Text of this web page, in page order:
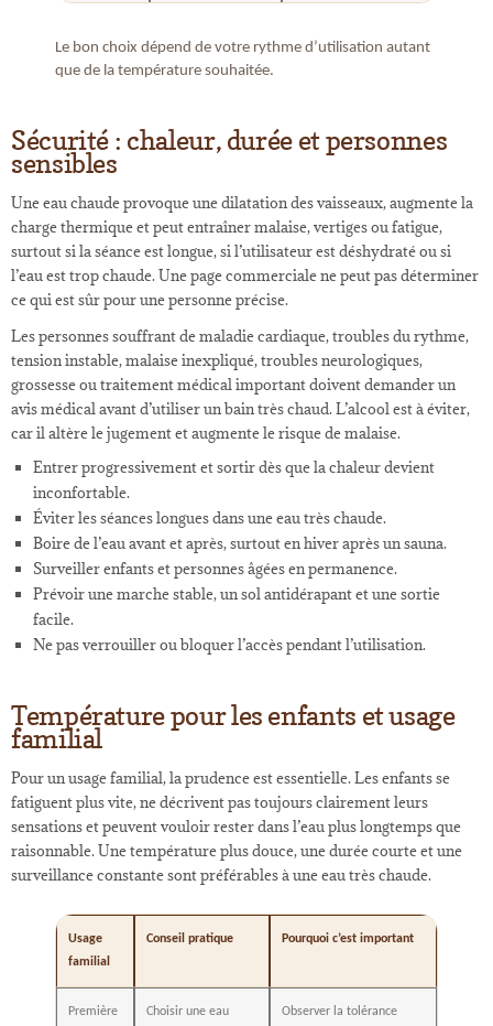
Le bon choix dépend de votre rythme d’utilisation autant
que de la température souhaitée.
Sécurité : chaleur, durée et personnes
sensibles
Une eau chaude provoque une dilatation des vaisseaux, augmente la
charge thermique et peut entraîner malaise, vertiges ou fatigue,
surtout si la séance est longue, si l’utilisateur est déshydraté ou si
l’eau est trop chaude. Une page commerciale ne peut pas déterminer
ce qui est sûr pour une personne précise.
Les personnes souffrant de maladie cardiaque, troubles du rythme,
tension instable, malaise inexpliqué, troubles neurologiques,
grossesse ou traitement médical important doivent demander un
avis médical avant d’utiliser un bain très chaud. L’alcool est à éviter,
car il altère le jugement et augmente le risque de malaise.
Entrer progressivement et sortir dès que la chaleur devient
inconfortable.
Éviter les séances longues dans une eau très chaude.
Boire de l’eau avant et après, surtout en hiver après un sauna.
Surveiller enfants et personnes âgées en permanence.
Prévoir une marche stable, un sol antidérapant et une sortie
facile.
Ne pas verrouiller ou bloquer l’accès pendant l’utilisation.
Température pour les enfants et usage
familial
Pour un usage familial, la prudence est essentielle. Les enfants se
fatiguent plus vite, ne décrivent pas toujours clairement leurs
sensations et peuvent vouloir rester dans l’eau plus longtemps que
raisonnable. Une température plus douce, une durée courte et une
surveillance constante sont préférables à une eau très chaude.
Usage
familial
Conseil pratique Pourquoi c’est important
Première
Choisir une eau
Observer la tolérance